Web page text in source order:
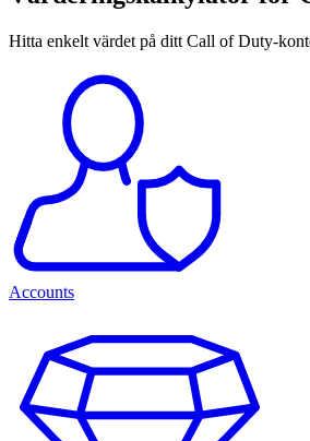
Hitta enkelt värdet på ditt Call of Duty-
Accounts